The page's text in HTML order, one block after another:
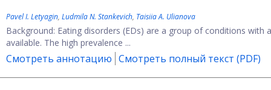
Pavel I. Letyagin, Ludmila N. Stankevich, Taisiia A. Ulianova
Background: Eating disorders (EDs) are a group of conditions
available. The high prevalence ...
Смотреть аннотацию Смотреть полный текст (PDF)